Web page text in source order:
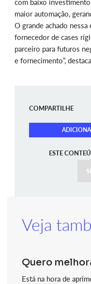
com baixo
maior automação,
O grande achado
fornecedor de cases
parceiro para futuros
e fornecimento”,
COMPARTILHE
ESTE
Veja
Quero
Está na hora de